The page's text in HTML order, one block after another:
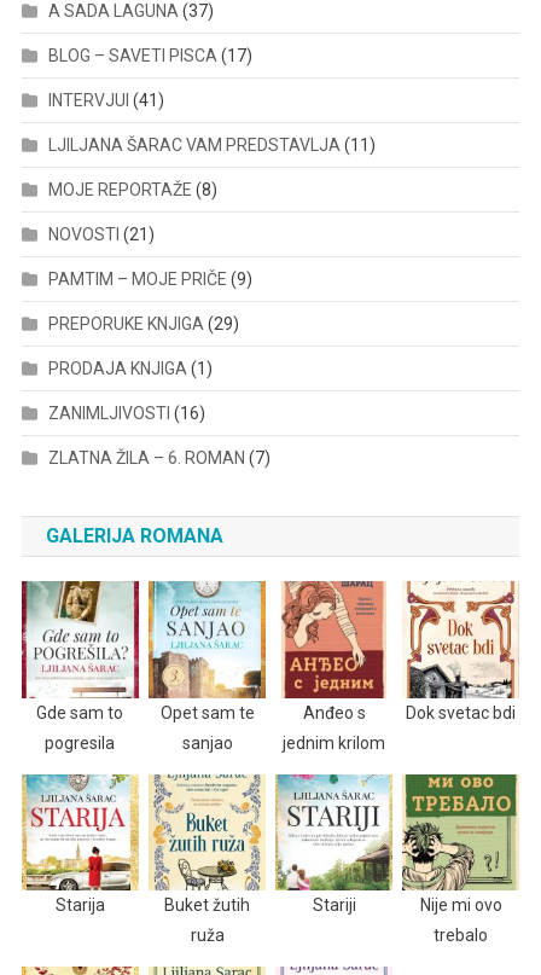
A SADA LAGUNA(37)
BLOG – SAVETI PISCA(17)
INTERVJUI (41)
LJILJANA ŠARAC VAM PREDSTAVLJA(11)
MOJE REPORTAŽE (8)
NOVOSTI (21)
PAMTIM – MOJE PRIČE (9)
PREPORUKE KNJIGA(29)
PRODAJA KNJIGA(1)
ZANIMLJIVOSTI (16)
ZLATNA ŽILA – 6. ROMAN (7)
GALERIJA ROMANA
Gde sam to
pogresila
Opet sam te
sanjao
Anđeo s
jednim krilom
Dok svetac bdi
Starija
Buket žutih
ruža
Stariji
Nije mi ovo
trebalo